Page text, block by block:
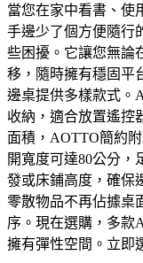
當您在家中看書、使
手邊少了個方便隨行
些困擾。它讓您無論
移，隨時擁有穩固平
邊桌提供多樣款式。
收納，適合放置遙控
面積，AOTTO簡約
開寬度可達80公分，
發或床鋪高度，確保
零散物品不再佔據桌
序。現在選購，多款
擁有彈性空間。立即